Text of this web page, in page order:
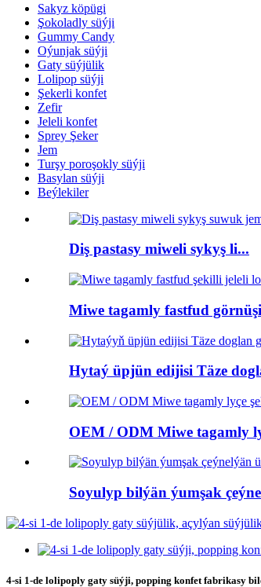
Sakyz köpügi
Şokoladly süýji
Gummy Candy
Oýunjak süýji
Gaty süýjülik
Lolipop süýji
Şekerli konfet
Zefir
Jeleli konfet
Sprey Şeker
Jem
Turşy poroşokly süýji
Basylan süýji
Beýlekiler
Diş pastasy miweli sykyş li...
Miwe tagamly fastfud
Hytaý üpjün edijisi Täze
OEM / ODM Miwe tagamly
Soyulyp bilýän ýumşak
4-si 1-de lolipoply gaty süýji, popping konfet fabrikasy